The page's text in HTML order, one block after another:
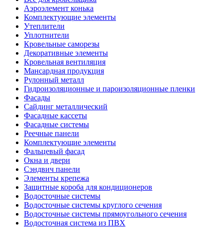
Аэроэлемент конька
Комплектующие элементы
Утеплители
Уплотнители
Кровельные саморезы
Декоративные элементы
Кровельная вентиляция
Мансардная продукция
Рулонный металл
Гидроизоляционные и пароизоляционные пленки
Фасады
Сайдинг металлический
Фасадные кассеты
Фасадные системы
Реечные панели
Комплектующие элементы
Фальцевый фасад
Окна и двери
Сэндвич панели
Элементы крепежа
Защитные короба для кондиционеров
Водосточные системы
Водосточные системы круглого сечения
Водосточные системы прямоугольного сечения
Водосточная система из ПВХ